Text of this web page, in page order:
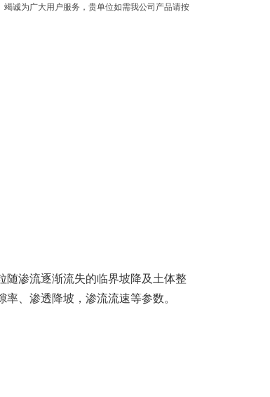
诚为广大用户服务，贵单位如需我公司产品请按
随渗流逐渐流失的临界坡降及土体整
、渗透降坡，渗流流速等参数。